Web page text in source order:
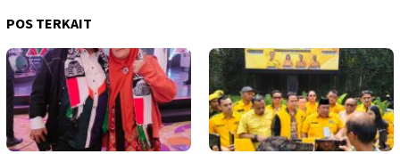
POS TERKAIT